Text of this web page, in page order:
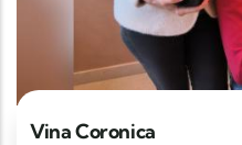
Vina Coronica